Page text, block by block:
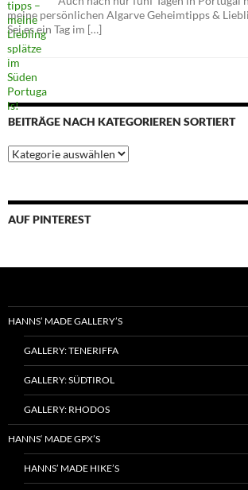
meine persönlichen Algarve Geheimtipps &
Sei es ein Tag im […]
BEITRÄGE NACH KATEGORIEREN SORTIERT
Beiträge
nach
AUF PINTEREST
HANNS’ MADE GALLERY’S
GALLERY: TENERIFFA
GALLERY: SÜDTIROL
GALLERY: RHODOS
HANNS‘ MADE GPX’S
HANNS’ MADE HIKE’S